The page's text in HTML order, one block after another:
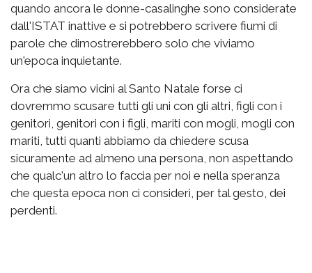
quando ancora le donne-casalinghe sono considerate
dall'ISTAT inattive e si potrebbero scrivere fiumi di
parole che dimostrerebbero solo che viviamo
un'epoca inquietante.
Ora che siamo vicini al Santo Natale forse ci
dovremmo scusare tutti gli uni con gli altri, figli con i
genitori, genitori con i figli, mariti con mogli, mogli con
mariti, tutti quanti abbiamo da chiedere scusa
sicuramente ad almeno una persona, non aspettando
che qualc'un altro lo faccia per noi e nella speranza
che questa epoca non ci consideri, per tal gesto, dei
perdenti.